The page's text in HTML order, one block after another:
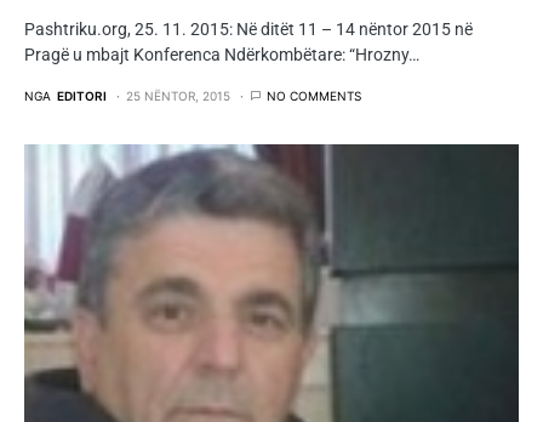
Pashtriku.org, 25. 11. 2015: Në ditët 11 – 14 nëntor 2015 në
Pragë u mbajt Konferenca Ndërkombëtare: “Hrozny…
NGA EDITORI 25 NËNTOR, 2015 NO COMMENTS